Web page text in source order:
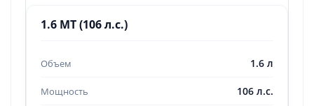
1.6 MT (106 л.с.)
1.6 л
106 л.с.